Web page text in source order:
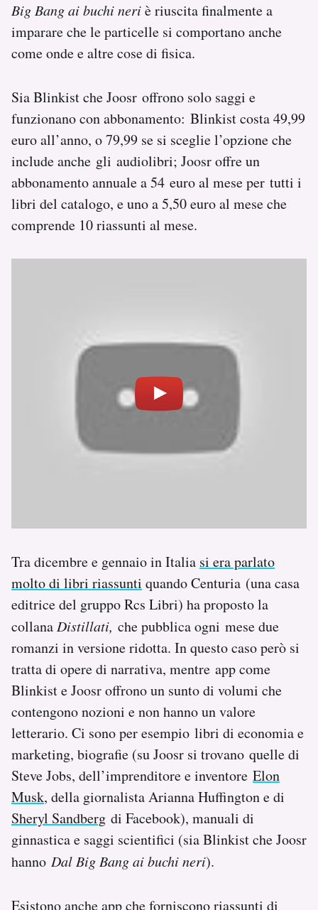
Big Bang ai buchi neriè riuscita finalmente a
imparare che le particelle si comportano anche
come onde e altre cose di fisica.
Sia Blinkist che Joosr offrono solo saggi e
funzionano con abbonamento: Blinkist costa 49,99
euro all’anno, o 79,99 se si sceglie l’opzione che
include anche gli audiolibri; Joosr offre un
abbonamento annuale a 54 euro al mese per tutti i
libri del catalogo, e uno a 5,50 euro al mese che
comprende 10 riassunti al mese.
Tra dicembre e gennaio in Italia si era parlato
molto di libri riassunti quando Centuria (una casa
editrice del gruppo Rcs Libri) ha proposto la
collana Distillati, che pubblica ogni mese due
romanzi in versione ridotta. In questo caso però si
tratta di opere di narrativa, mentre app come
Blinkist e Joosr offrono un sunto di volumi che
contengono nozioni e non hanno un valore
letterario. Ci sono per esempio libri di economia e
marketing, biografie (su Joosr si trovano quelle di
Steve Jobs, dell’imprenditore e inventore Elon
Musk, della giornalista Arianna Huffington e di
Sheryl Sandberg di Facebook), manuali di
ginnastica e saggi scientifici (sia Blinkist che Joosr
hanno Dal Big Bang ai buchi neri).
Esistono anche app che forniscono riassunti di